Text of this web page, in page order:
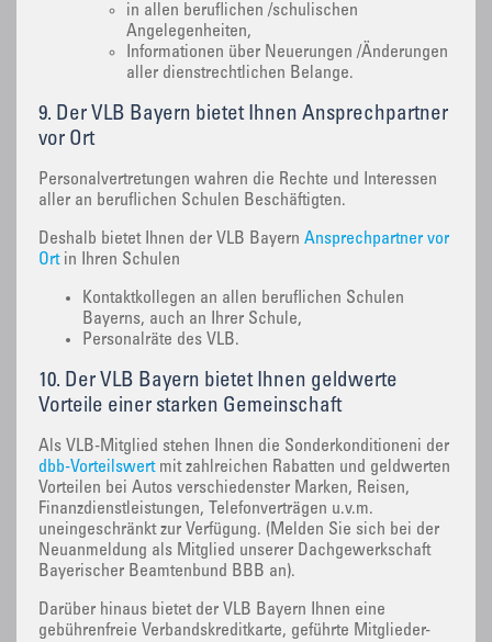
in allen beruflichen /schulischen
Angelegenheiten,
Informationen über Neuerungen /Änderungen
aller dienstrechtlichen Belange.
9. Der VLB Bayern bietet Ihnen Ansprechpartner
vor Ort
Personalvertretungen wahren die Rechte und Interessen
aller an beruflichen Schulen Beschäftigten.
Deshalb bietet Ihnen der VLB Bayern Ansprechpartner vor
Ortin Ihren Schulen
Kontaktkollegen an allen beruflichen Schulen
Bayerns, auch an Ihrer Schule,
Personalräte des VLB.
10. Der VLB Bayern bietet Ihnen geldwerte
Vorteile einer starken Gemeinschaft
Als VLB-Mitglied stehen Ihnen die Sonderkonditioneni der
dbb-Vorteilswertmit zahlreichen Rabatten und geldwerten
Vorteilen bei Autos verschiedenster Marken, Reisen,
Finanzdienstleistungen, Telefonverträgen u.v.m.
uneingeschränkt zur Verfügung. (Melden Sie sich bei der
Neuanmeldung als Mitglied unserer Dachgewerkschaft
Bayerischer Beamtenbund BBB an).
Darüber hinaus bietet der VLB Bayern Ihnen eine
gebührenfreie Verbandskreditkarte, geführte Mitglieder-